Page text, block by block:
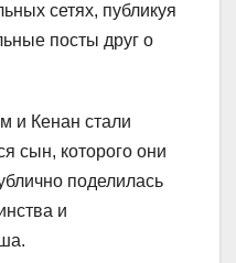
сетях, публикуя
посты друг о
и Кенан стали
сын, которого они
поделилась
и